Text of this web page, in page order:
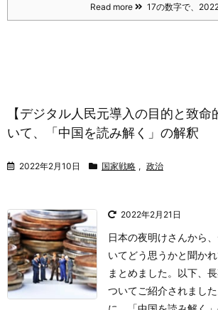
Read more 17の数字で、
【デジタル人民元導入の目的と致命
いて、「中国を読み解く」の解釈
2022年2月10日 国家戦略 , 政治
2022年2月21日
日本の夜明けさんから
いてどう思うかと聞か
まとめました。 以下、
ついてご紹介されました